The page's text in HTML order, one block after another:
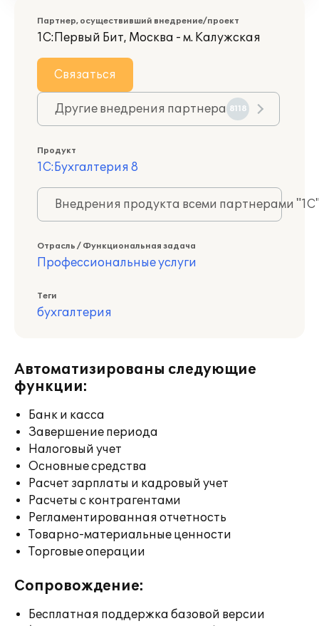
Партнер, осуществивший внедрение/проект
1С:Первый Бит, Москва - м. Калужская
Связаться
Другие внедрения партнера 8118
Продукт
1С:Бухгалтерия 8
Внедрения продукта всеми партнерами
Отрасль / Функциональная задача
Профессиональные услуги
Теги
бухгалтерия
Автоматизированы следующие
функции:
Банк и касса
Завершение периода
Налоговый учет
Основные средства
Расчет зарплаты и кадровый учет
Расчеты с контрагентами
Регламентированная отчетность
Товарно-материальные ценности
Торговые операции
Сопровождение:
Бесплатная поддержка базовой версии